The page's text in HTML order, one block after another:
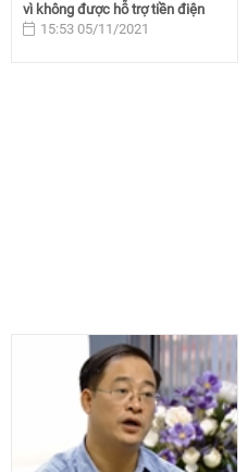
vì không được hỗ trợ tiền điện
15:53 05/11/2021